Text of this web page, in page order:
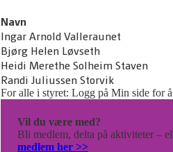
Navn
Ingar Arnold Valleraunet
Bjørg Helen Løvseth
Heidi Merethe Solheim Staven
Randi Juliussen Storvik
For alle i styret: Logg på Min side for
Vil du være med?
Bli medlem, delta på aktiviteter –
medlem her >>